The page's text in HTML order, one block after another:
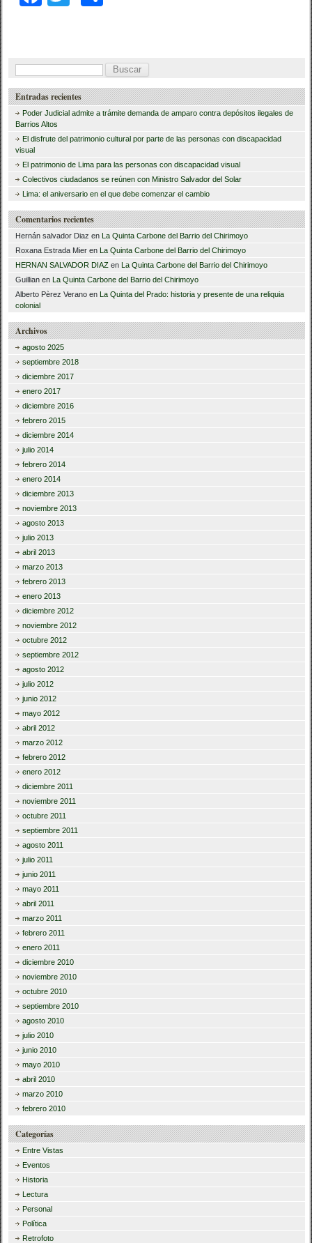
e
b
o
o
er p
ar
tir
B
u
s
c
a
r
:
Entradas recientes
Poder Judicial admite a trámite demanda de amparo contra depósitos ilegales de
Barrios Altos
El disfrute del patrimonio cultural por parte de las personas con discapacidad
visual
El patrimonio de Lima para las personas con discapacidad visual
Colectivos ciudadanos se reúnen con Ministro Salvador del Solar
Lima: el aniversario en el que debe comenzar el cambio
Comentarios recientes
Hernán salvador Diaz en La Quinta Carbone del Barrio del Chirimoyo
Roxana Estrada Mier en La Quinta Carbone del Barrio del Chirimoyo
HERNAN SALVADOR DIAZ en La Quinta Carbone del Barrio del Chirimoyo
Guillian en La Quinta Carbone del Barrio del Chirimoyo
Alberto Pèrez Verano en La Quinta del Prado: historia y presente de una reliquia
colonial
Archivos
agosto 2025
septiembre 2018
diciembre 2017
enero 2017
diciembre 2016
febrero 2015
diciembre 2014
julio 2014
febrero 2014
enero 2014
diciembre 2013
noviembre 2013
agosto 2013
julio 2013
abril 2013
marzo 2013
febrero 2013
enero 2013
diciembre 2012
noviembre 2012
octubre 2012
septiembre 2012
agosto 2012
julio 2012
junio 2012
mayo 2012
abril 2012
marzo 2012
febrero 2012
enero 2012
diciembre 2011
noviembre 2011
octubre 2011
septiembre 2011
agosto 2011
julio 2011
junio 2011
mayo 2011
abril 2011
marzo 2011
febrero 2011
enero 2011
diciembre 2010
noviembre 2010
octubre 2010
septiembre 2010
agosto 2010
julio 2010
junio 2010
mayo 2010
abril 2010
marzo 2010
febrero 2010
Categorías
Entre Vistas
Eventos
Historia
Lectura
Personal
Política
Retrofoto